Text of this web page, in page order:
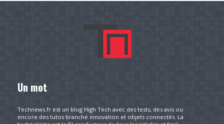
Un mot
Technews.fr est un blog High Tech avec des tests, des avis ou
encore des tutos branché innovation et objets connectés. La